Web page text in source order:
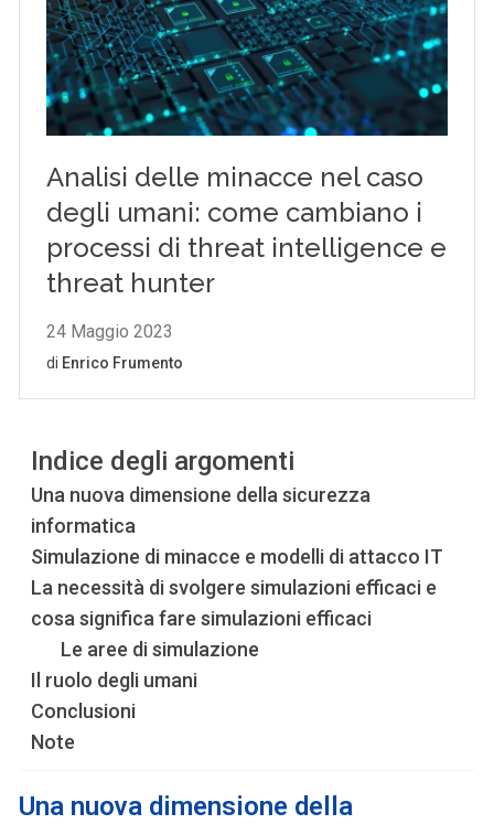
Indice degli argomenti
Una nuova dimensione della sicurezza
informatica
Simulazione di minacce e modelli di attacco IT
La necessità di svolgere simulazioni efficaci e
cosa significa fare simulazioni efficaci
Le aree di simulazione
Il ruolo degli umani
Conclusioni
Note
Una nuova dimensione della